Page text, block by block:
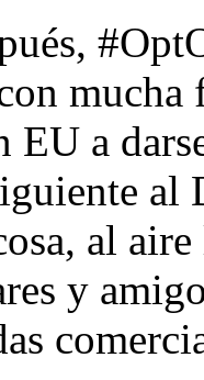
mucha
EU a
al
al
y